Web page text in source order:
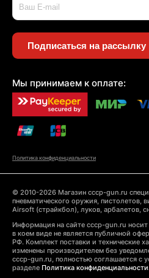
Подписаться на рассылку
Мы принимаем к оплате:
Политика конфиденциальности
© 2010-2026 Магазин cccp-gun.ru
пневматического оружия, пистолетов,
Airsoft (страйкбол), луков, арбалетов,
Информация на сайте cccp-gun.ru
в коем виде не является публичной
РФ. Комплект поставки и технические
изменены производителем без
cccp-gun.ru, полностью соглашается с
разделе Политика